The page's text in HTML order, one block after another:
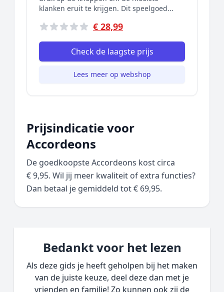
klanken eruit te krijgen. Dit speelgoed...
€ 28,99
Check de laagste prijs
Lees meer op webshop
Prijsindicatie voor
Accordeons
De goedkoopste Accordeons kost circa
€ 9,95. Wil jij meer kwaliteit of extra functies?
Dan betaal je gemiddeld tot € 69,95.
Bedankt voor het lezen
Als deze gids je heeft geholpen bij het maken
van de juiste keuze, deel deze dan met je
vrienden en familie! Zo kunnen ook zij de